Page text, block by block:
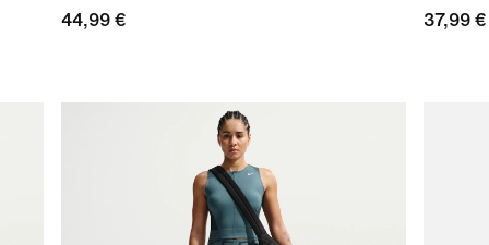
44,99 €
37,99 €